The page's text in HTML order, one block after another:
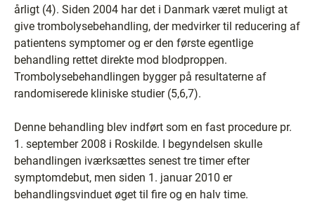
årligt (4). Siden 2004 har det i Danmark været muligt at
give trombolysebehandling, der medvirker til reducering af
patientens symptomer og er den første egentlige
behandling rettet direkte mod blodproppen.
Trombolysebehandlingen bygger på resultaterne af
randomiserede kliniske studier (5,6,7).
Denne behandling blev indført som en fast procedure pr.
1. september 2008 i Roskilde. I begyndelsen skulle
behandlingen iværksættes senest tre timer efter
symptomdebut, men siden 1. januar 2010 er
behandlingsvinduet øget til fire og en halv time.